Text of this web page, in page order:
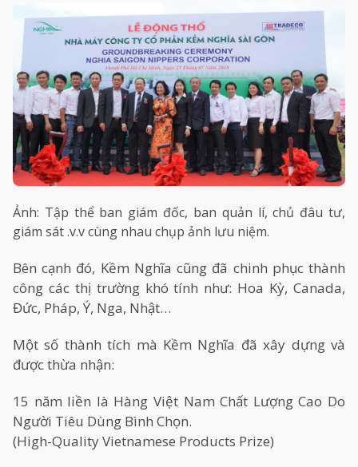
Ảnh: Tập thể ban giám đốc, ban quản lí, chủ đâu tư,
giám sát .v.v cùng nhau chụp ảnh lưu niệm.
Bên cạnh đó, Kềm Nghĩa cũng đã chinh phục thành
công các thị trường khó tính như: Hoa Kỳ, Canada,
Đức, Pháp, Ý, Nga, Nhật…
Một số thành tích mà Kềm Nghĩa đã xây dựng và
được thừa nhận:
15 năm liền là Hàng Việt Nam Chất Lượng Cao Do
Người Tiêu Dùng Bình Chọn.
(High-Quality Vietnamese Products Prize)